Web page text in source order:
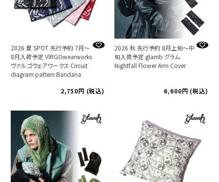
2026 夏 SPOT 先行予約 7月～
8月入荷予定 VIRGOwearworks
ヴァルゴウェアワークス Circuit
diagram pattern Bandana
2,750
税込
2026 秋 先行予約 8月上旬～中
旬入荷予定 glamb グラム
Nightfall Flower Arm Cover
6,600 税込